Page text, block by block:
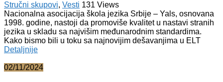
Stručni skupovi, Vesti 131 Views
Nacionalna asocijacija škola jezika Srbije – Yals, osnovana
1998. godine, nastoji da promoviše kvalitet u nastavi stranih
jezika u skladu sa najvišim međunarodnim standardima.
Kako bismo bili u toku sa najnovijim dešavanjima u ELT
Detaljnije
02/11/2024